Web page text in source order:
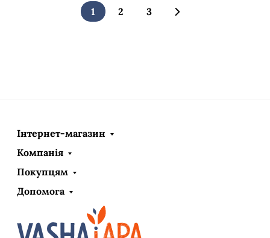
1 2 3
Інтернет-магазин
Компанія
Покупцям
Допомога